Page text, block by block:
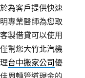
為客戶提供快速
專業醫師為您取
製借貸可以使用
幫您大竹北汽機
台中搬家公司優
周轉管道現金的